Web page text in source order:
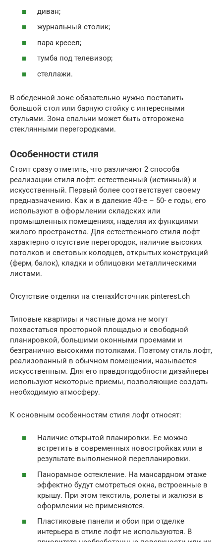
диван;
журнальный столик;
пара кресел;
тумба под телевизор;
стеллажи.
В обеденной зоне обязательно нужно поставить
большой стол или барную стойку с интересными
стульями. Зона спальни может быть отгорожена
стеклянными перегородками.
Особенности стиля
Стоит сразу отметить, что различают 2 способа
реализации стиля лофт: естественный (истинный) и
искусственный. Первый более соответствует своему
предназначению. Как и в далекие 40-е – 50- е годы, его
используют в оформлении складских или
промышленных помещениях, наделяя их функциями
жилого пространства. Для естественного стиля лофт
характерно отсутствие перегородок, наличие высоких
потолков и световых колодцев, открытых конструкций
(ферм, балок), кладки и облицовки металлическими
листами.
Отсутствие отделки на стенахИсточник pinterest.ch
Типовые квартиры и частные дома не могут
похвастаться просторной площадью и свободной
планировкой, большими оконными проемами и
безгранично высокими потолками. Поэтому стиль лофт,
реализованный в обычном помещении, называется
искусственным. Для его правдоподобности дизайнеры
используют некоторые приемы, позволяющие создать
необходимую атмосферу.
К основным особенностям стиля лофт относят:
Наличие открытой планировки. Ее можно
встретить в современных новостройках или в
результате выполненной перепланировки.
Панорамное остекление. На мансардном этаже
эффектно будут смотреться окна, встроенные в
крышу. При этом текстиль, ролеты и жалюзи в
оформлении не применяются.
Пластиковые панели и обои при отделке
интерьера в стиле лофт не используются. В